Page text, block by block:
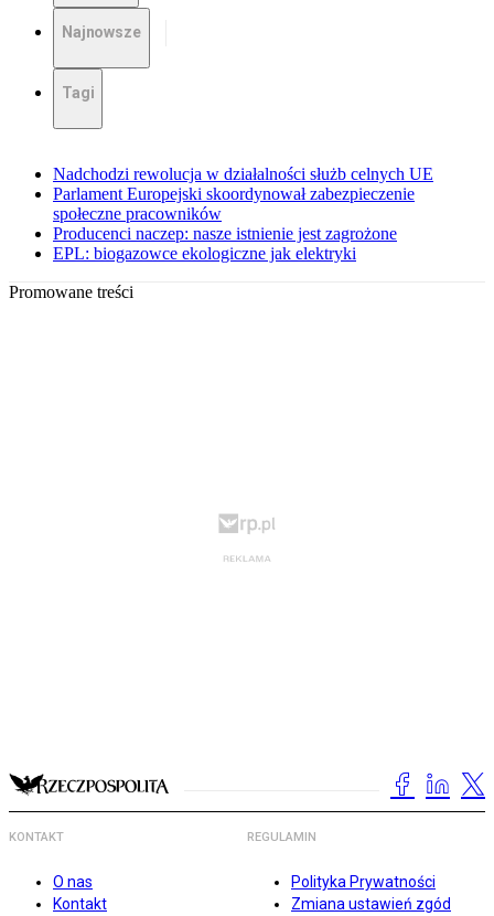
Najnowsze
Tagi
Nadchodzi rewolucja w działalności służb celnych UE
Parlament Europejski skoordynował zabezpieczenie
społeczne pracowników
Producenci naczep: nasze istnienie jest zagrożone
EPL: biogazowce ekologiczne jak elektryki
Promowane treści
KONTAKT
O nas
Kontakt
REGULAMIN
Polityka Prywatności
Zmiana ustawień zgód